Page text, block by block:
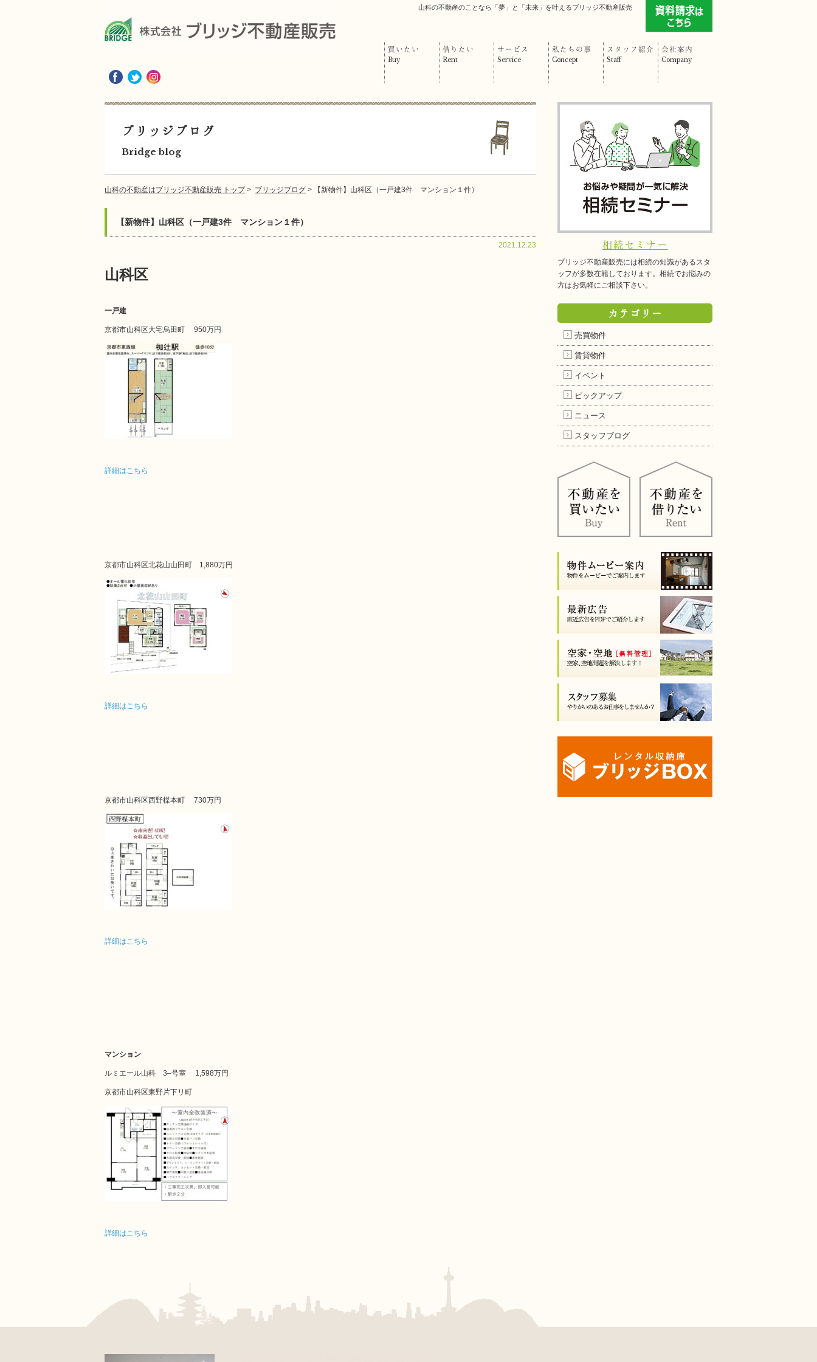
山科の不動産のことなら「夢」と「未来」を叶えるブリッジ不動産販売
買いたい
Buy
借りたい
Rent
サービス
Service
私たちの事
Concept
スタッフ紹介
Staff
会社案内
Company
ブリッジブログ
Bridge blog
山科の不動産はブリッジ不動産販売 トップ> ブリッジブログ > 【新物件】山科区（一戸建3件 マンション１件）
【新物件】山科区（一戸建3件 マンション１件）
2021.12.23
山科区
一戸建
京都市山科区大宅烏田町 950万円
詳細はこちら
京都市山科区北花山山田町 1,880万円
詳細はこちら
京都市山科区西野楳本町 730万円
詳細はこちら
マンション
ルミエール山科 3–号室 1,598万円
京都市山科区東野片下リ町
詳細はこちら
相続セミナー
ブリッジ不動産販売には相続の知識があるスタ
ッフが多数在籍しております。相続でお悩みの
方はお気軽にご相談下さい。
カテゴリー
売買物件
賃貸物件
イベント
ピックアップ
ニュース
スタッフブログ